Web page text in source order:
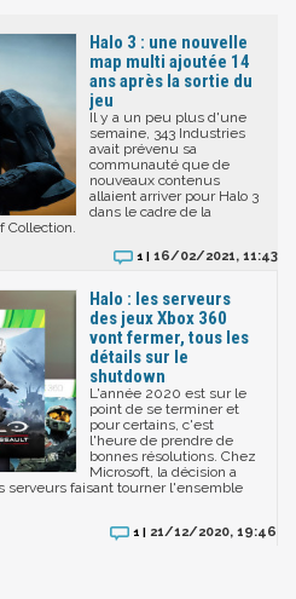
Halo 3 : une nouvelle
map multi ajoutée 14
ans après la sortie du
jeu
Il y a un peu plus d'une
semaine, 343 Industries
avait prévenu sa
communauté que de
nouveaux contenus
allaient arriver pour Halo 3
dans le cadre de la
Collection.
1 | 16/02/2021, 11:43
Halo : les serveurs
des jeux Xbox 360
vont fermer, tous les
détails sur le
shutdown
L'année 2020 est sur le
point de se terminer et
pour certains, c'est
l'heure de prendre de
bonnes résolutions. Chez
Microsoft, la décision a
serveurs faisant tourner l'ensemble
1 | 21/12/2020, 19:46